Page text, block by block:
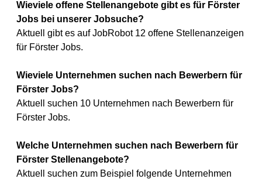
Wieviele offene Stellenangebote gibt es für Förster
Jobs bei unserer Jobsuche?
Aktuell gibt es auf JobRobot 12 offene Stellenanzeigen
für Förster Jobs.
Wieviele Unternehmen suchen nach Bewerbern für
Förster Jobs?
Aktuell suchen 10 Unternehmen nach Bewerbern für
Förster Jobs.
Welche Unternehmen suchen nach Bewerbern für
Förster Stellenangebote?
Aktuell suchen zum Beispiel folgende Unternehmen